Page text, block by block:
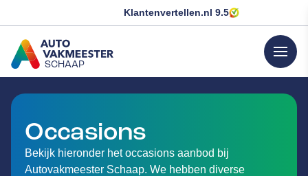
Klantenvertellen.nl 9.5
SCHAAP
GA NAAR DE HOMEPAGINA
menu
Occasions
Bekijk hieronder het occasions aanbod bij
Autovakmeester Schaap. We hebben diverse